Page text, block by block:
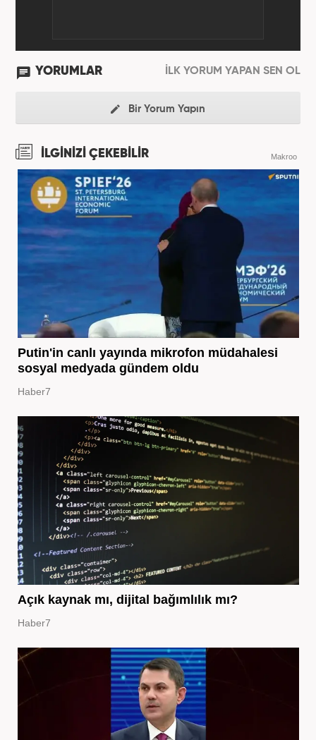
YORUMLAR İLK YORUM YAPAN SEN OL
Bir Yorum Yapın
İLGİNİZİ ÇEKEBİLİR Makroo
Putin'in canlı yayında mikrofon müdahalesi
sosyal medyada gündem oldu
Haber7
Açık kaynak mı, dijital bağımlılık mı?
Haber7